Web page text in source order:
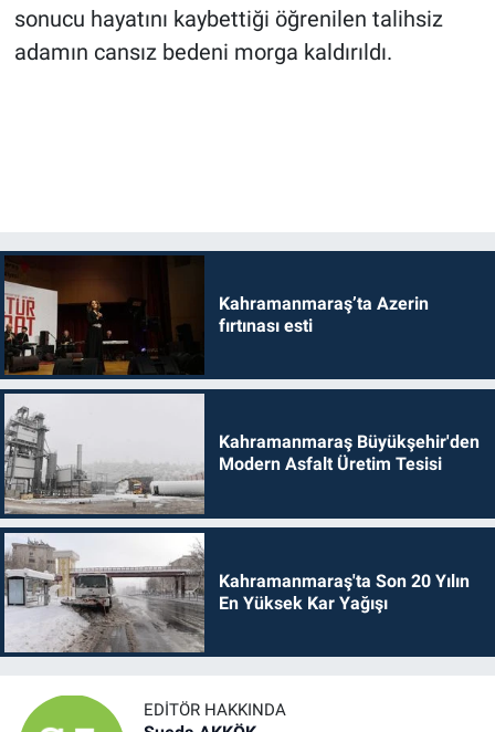
sonucu hayatını kaybettiği öğrenilen talihsiz
adamın cansız bedeni morga kaldırıldı.
Kahramanmaraş’ta Azerin
fırtınası esti
Kahramanmaraş Büyükşehir'den
Modern Asfalt Üretim Tesisi
Kahramanmaraş'ta Son 20 Yılın
En Yüksek Kar Yağışı
EDITÖR HAKKINDA